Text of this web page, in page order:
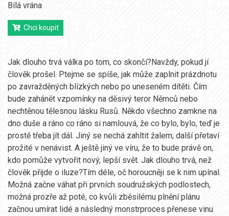
Bílá vrána
Chci koupit
Jak dlouho trvá válka po tom, co skončí?Navždy, pokud jí
člověk prošel. Ptejme se spíše, jak může zaplnit prázdnotu
po zavražděných blízkých nebo po uneseném dítěti. Čím
bude zahánět vzpomínky na děsivý teror Němců nebo
nechtěnou tělesnou lásku Rusů. Někdo všechno zamkne na
dno duše a ráno co ráno si namlouvá, že co bylo, bylo, teď je
prostě třeba jít dál. Jiný se nechá zahltit žalem; další přetaví
prožité v nenávist. A ještě jiný ve víru, že to bude právě on,
kdo pomůže vytvořit nový, lepší svět. Jak dlouho trvá, než
člověk přijde o iluze?Tím déle, oč horoucněji se k nim upínal.
Možná začne váhat při prvních soudružských podlostech,
možná prozře až poté, co kvůli zběsilému plnění plánu
začnou umírat lidé a následný monstrproces přenese vinu